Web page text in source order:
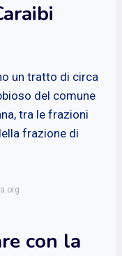
un tratto di circa
del comune
tra le frazioni
frazione di
con la